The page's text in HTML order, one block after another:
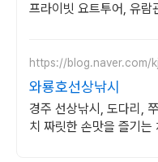
프라이빗 요트투어, 유람
https://blog.naver.com/
와룡호선상낚시
경주 선상낚시, 도다리,
치 짜릿한 손맛을 즐기는